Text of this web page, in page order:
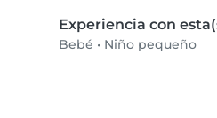
Experiencia con
Bebé • Niño pequeño